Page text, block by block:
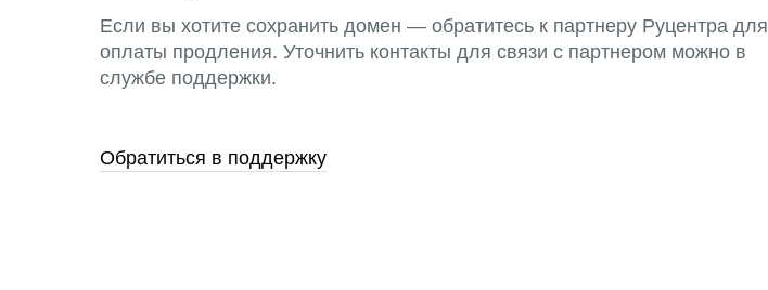
Если вы хотите сохранить домен — обратитесь к партнеру Руцентра для
оплаты продления. Уточнить контакты для связи с партнером можно в
службе поддержки.
Обратиться в поддержку